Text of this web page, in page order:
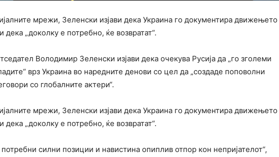
мрежи, Зеленски изјави дека Украина го документира движењето
дека „доколку е потребно, ќе возвратат“.
Володимир Зеленски изјави дека очекува Русија да „го зголеми
врз Украина во наредните денови со цел да „создаде поповолни
со глобалните актери“.
мрежи, Зеленски изјави дека Украина го документира движењето
дека „доколку е потребно, ќе возвратат“.
силни позиции и навистина опиплив отпор кон непријателот“,